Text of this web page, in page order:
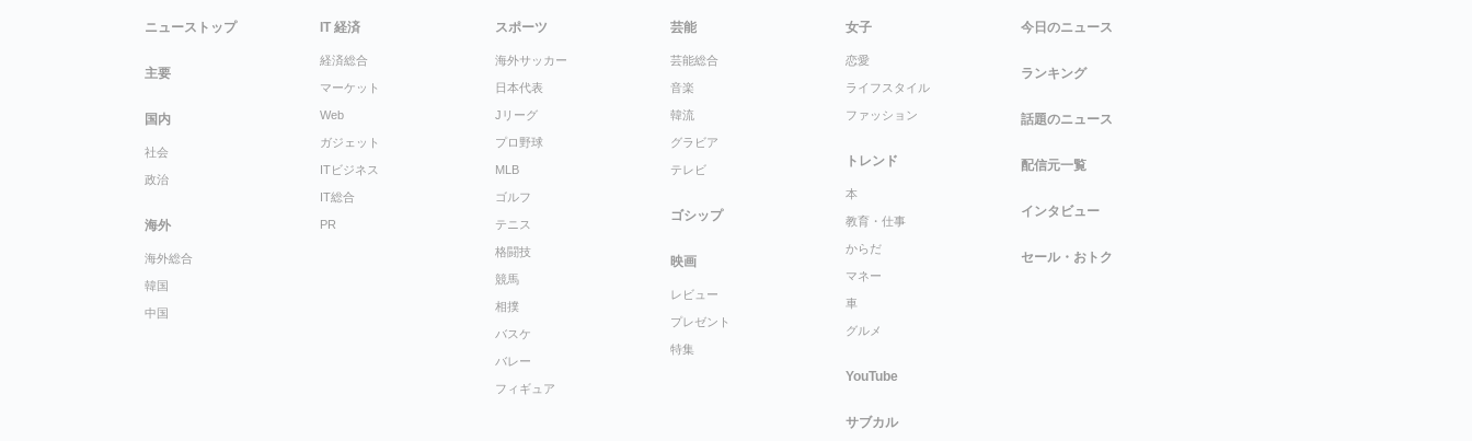
ニューストップ
主要
国内
社会
政治
海外
海外総合
韓国
中国
IT 経済
経済総合
マーケット
Web
ガジェット
ITビジネス
IT総合
PR
スポーツ
海外サッカー
日本代表
Jリーグ
プロ野球
MLB
ゴルフ
テニス
格闘技
競馬
相撲
バスケ
バレー
フィギュア
芸能
芸能総合
音楽
韓流
グラビア
テレビ
ゴシップ
映画
レビュー
プレゼント
特集
女子
恋愛
ライフスタイル
ファッション
トレンド
本
教育・仕事
からだ
マネー
車
グルメ
YouTube
サブカル
今日のニュース
ランキング
話題のニュース
配信元一覧
インタビュー
セール・おトク